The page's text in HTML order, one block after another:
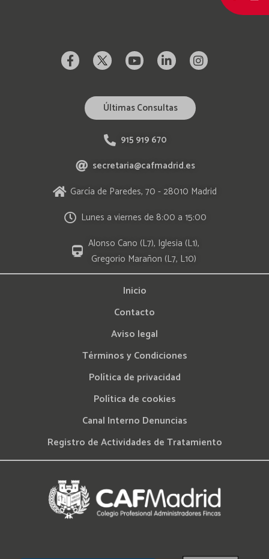
Últimas Consultas
915 919 670
secretaria@cafmadrid.es
García de Paredes, 70 - 28010 Madrid
Lunes a viernes de 8:00 a 15:00
Alonso Cano (L7), Iglesia (L1),
Gregorio Marañon (L7, L10)
Inicio
Contacto
Aviso legal
Términos y Condiciones
Política de privacidad
Política de cookies
Canal Interno Denuncias
Registro de Actividades de Tratamiento